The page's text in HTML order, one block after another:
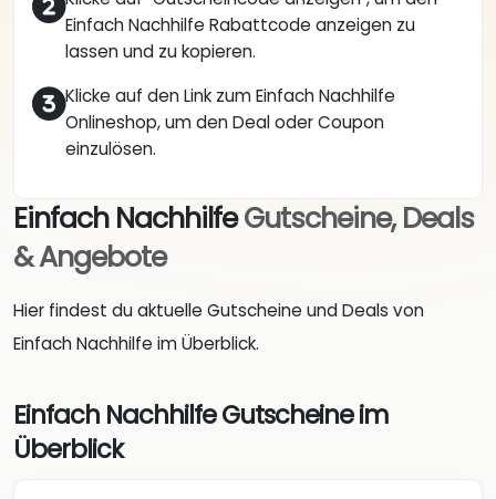
Einfach Nachhilfe Rabattcode anzeigen zu
lassen und zu kopieren.
Klicke auf den Link zum Einfach Nachhilfe
Onlineshop, um den Deal oder Coupon
einzulösen.
Einfach NachhilfeGutscheine, Deals
& Angebote
Hier findest du aktuelle Gutscheine und Deals von
Einfach Nachhilfe im Überblick.
Einfach Nachhilfe Gutscheine im
Überblick